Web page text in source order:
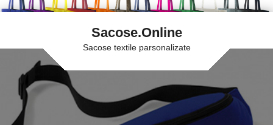
Sacose.Online
Sacose textile parsonalizate